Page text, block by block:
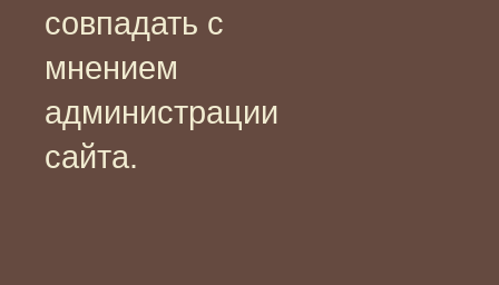
совпадать с
мнением
администрации
сайта.